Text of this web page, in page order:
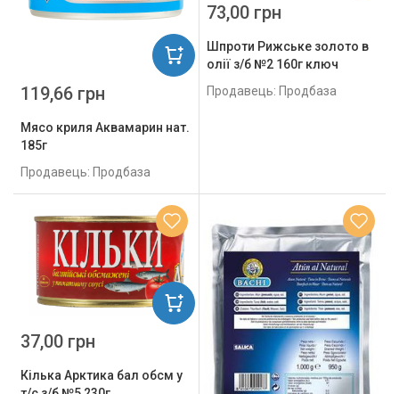
Мясо криля Аквамарин нат.
185г
Продавець: Продбаза
119,66 грн
Шпроти Рижське золото в
олії з/б №2 160г ключ
Продавець: Продбаза
73,00 грн
Кілька Арктика бал обсм у
37,00 грн